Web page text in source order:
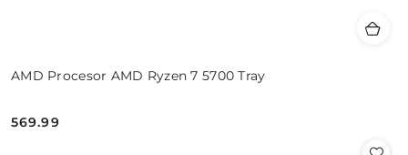
AMD Procesor AMD Ryzen 7 5700 Tray
Cena:
569.99